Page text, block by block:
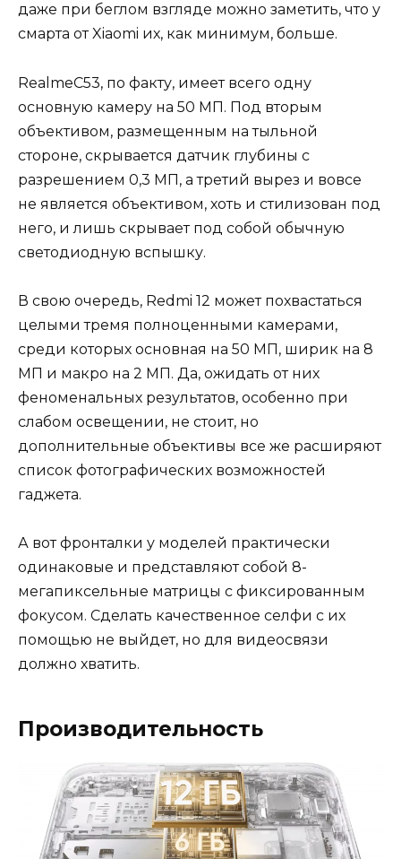
даже при беглом взгляде можно заметить, что у
смарта от Xiaomi их, как минимум, больше.
RealmeC53, по факту, имеет всего одну
основную камеру на 50 МП. Под вторым
объективом, размещенным на тыльной
стороне, скрывается датчик глубины с
разрешением 0,3 МП, а третий вырез и вовсе
не является объективом, хоть и стилизован под
него, и лишь скрывает под собой обычную
светодиодную вспышку.
В свою очередь, Redmi 12 может похвастаться
целыми тремя полноценными камерами,
среди которых основная на 50 МП, ширик на 8
МП и макро на 2 МП. Да, ожидать от них
феноменальных результатов, особенно при
слабом освещении, не стоит, но
дополнительные объективы все же расширяют
список фотографических возможностей
гаджета.
А вот фронталки у моделей практически
одинаковые и представляют собой 8-
мегапиксельные матрицы с фиксированным
фокусом. Сделать качественное селфи с их
помощью не выйдет, но для видеосвязи
должно хватить.
Производительность